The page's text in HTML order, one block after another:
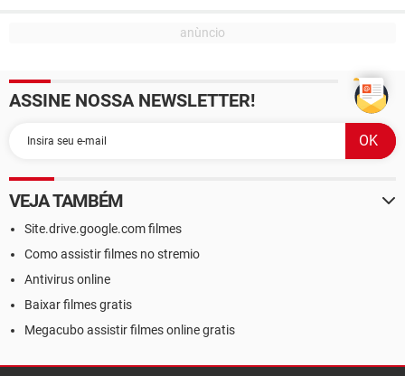
ASSINE NOSSA NEWSLETTER!
VEJA TAMBÉM
Site.drive.google.com filmes
Como assistir filmes no stremio
Antivirus online
Baixar filmes gratis
Megacubo assistir filmes online gratis